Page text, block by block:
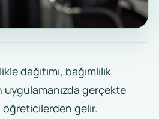
dağıtımı, bağımlılık
gerçekte
öğreticilerden gelir.